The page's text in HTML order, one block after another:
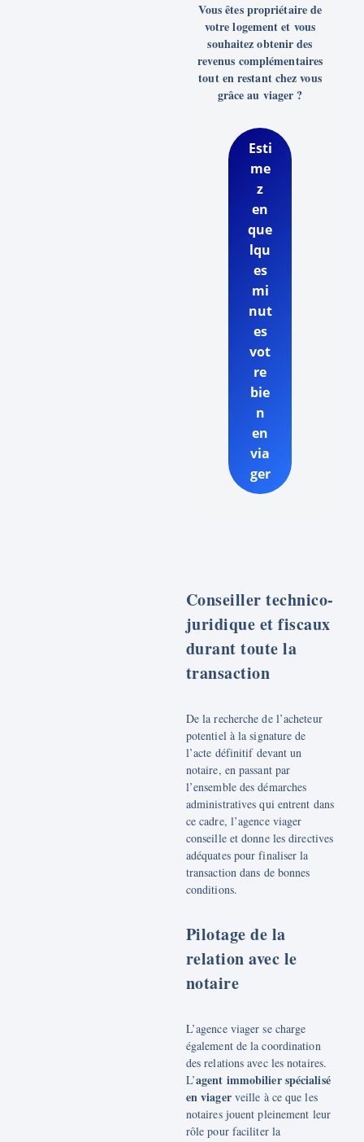
Vous êtes propriétaire de
votre logement et vous
souhaitez obtenir des
revenus complémentaires
tout en restant chez vous
grâce au viager ?
Esti
me
z
en
que
lqu
es
mi
nut
es
vot
re
bie
n
en
via
ger
Conseiller technico-
juridique et fiscaux
durant toute la
transaction
De la recherche de l’acheteur
potentiel à la signature de
l’acte définitif devant un
notaire, en passant par
l’ensemble des démarches
administratives qui entrent dans
ce cadre, l’agence viager
conseille et donne les directives
adéquates pour finaliser la
transaction dans de bonnes
conditions.
Pilotage de la
relation avec le
notaire
L’agence viager se charge
également de la coordination
des relations avec les notaires.
L’agent immobilier spécialisé
en viagerveille à ce que les
notaires jouent pleinement leur
rôle pour faciliter la